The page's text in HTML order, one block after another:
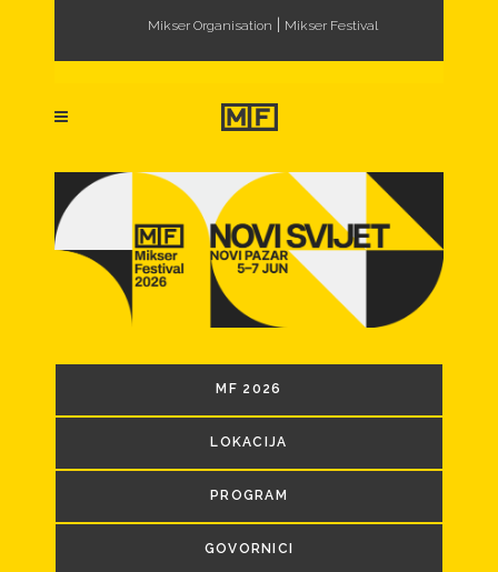
Mikser Organisation | Mikser Festival
MF 2026
LOKACIJA
PROGRAM
GOVORNICI